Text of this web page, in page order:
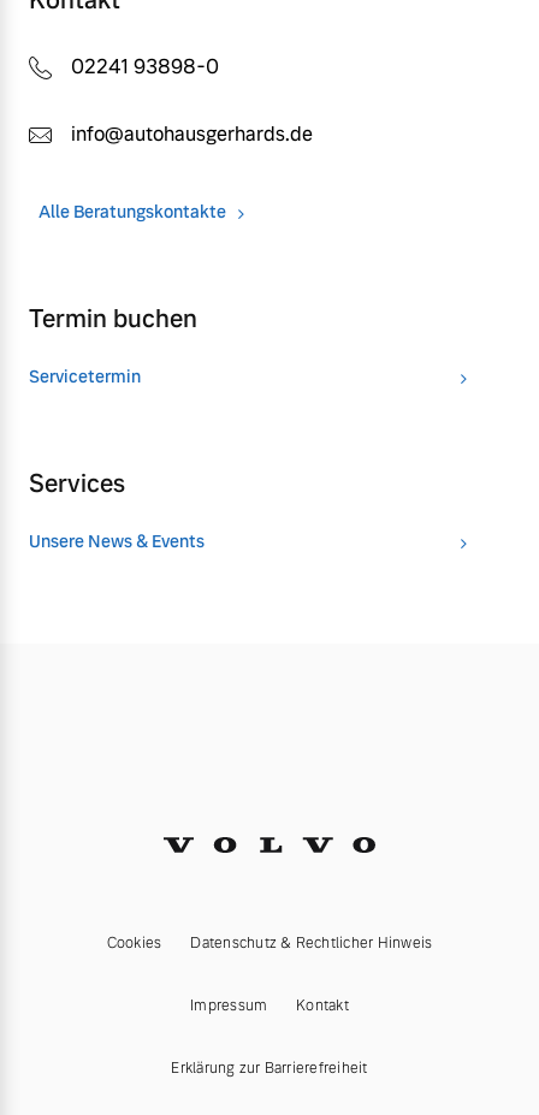
02241 93898-0
info@autohausgerhards.de
Alle Beratungskontakte
Termin buchen
Servicetermin
Services
Unsere News & Events
Cookies Datenschutz & Rechtlicher Hinweis
Impressum Kontakt
Erklärung zur Barrierefreiheit